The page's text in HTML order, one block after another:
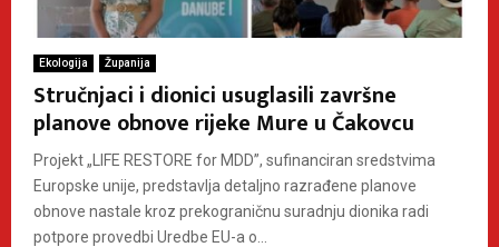
Ekologija Županija
Stručnjaci i dionici usuglasili završne
planove obnove rijeke Mure u Čakovcu
Projekt „LIFE RESTORE for MDD”, sufinanciran sredstvima
Europske unije, predstavlja detaljno razrađene planove
obnove nastale kroz prekograničnu suradnju dionika radi
potpore provedbi Uredbe EU-a o...